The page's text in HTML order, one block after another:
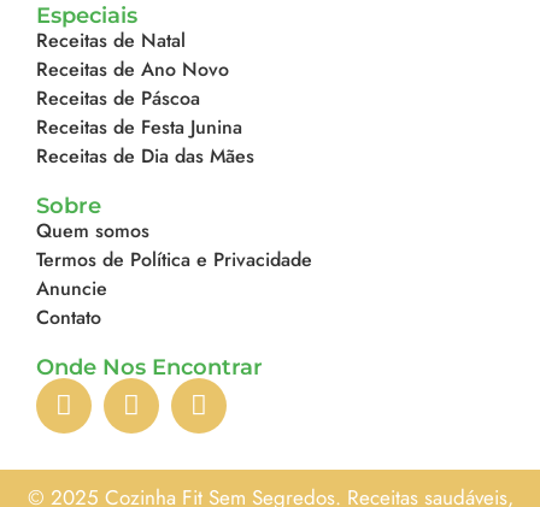
Especiais
Receitas de Natal
Receitas de Ano Novo
Receitas de Páscoa
Receitas de Festa Junina
Receitas de Dia das Mães
Sobre
Quem somos
Termos de Política e Privacidade
Anuncie
Contato
Onde Nos Encontrar
© 2025 Cozinha Fit Sem Segredos. Receitas saudáveis,